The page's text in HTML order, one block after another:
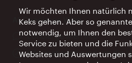
AI Concierge Wien
Ort:
concierge.wien.info
Öffnungszeiten:
Informationen rund um die
Wir möchten Ihnen natürlich
Keks gehen. Aber so
notwendig, um Ihnen den
Service zu bieten und die
Websites und Auswertungen